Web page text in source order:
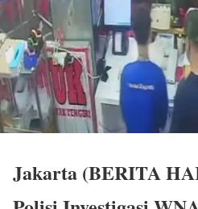
Jakarta (BERITA